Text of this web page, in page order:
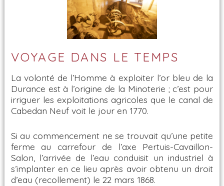
VOYAGE DANS LE TEMPS
La volonté de l’Homme à exploiter l’or bleu de la
Durance est à l’origine de la Minoterie ; c’est pour
irriguer les exploitations agricoles que le canal de
Cabedan Neuf voit le jour en 1770.
Si au commencement ne se trouvait qu’une petite
ferme au carrefour de l’axe Pertuis-Cavaillon-
Salon, l’arrivée de l’eau conduisit un industriel à
s’implanter en ce lieu après avoir obtenu un droit
d’eau (recollement) le 22 mars 1868.